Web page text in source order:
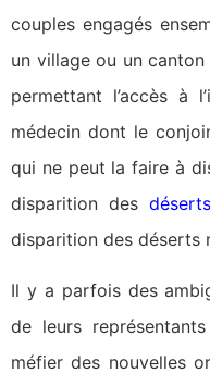
couples engagés
un village ou un canton
permettant l’accès à
médecin dont le
qui ne peut la faire à
disparition des
disparition des déserts
Il y a parfois des
de leurs
méfier des nouvelles